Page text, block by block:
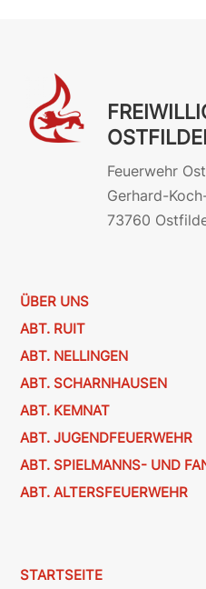
Feuerwehr
Gerhard-
73760
ÜBER UNS
ABT. RUIT
ABT. NELLINGEN
ABT. SCHARNHAUSEN
ABT. KEMNAT
ABT. JUGENDFEUERWEHR
ABT. SPIELMANNS- UND
ABT. ALTERSFEUERWEHR
STARTSEITE